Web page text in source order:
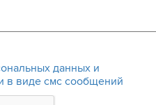
данных и
в виде смс сообщений